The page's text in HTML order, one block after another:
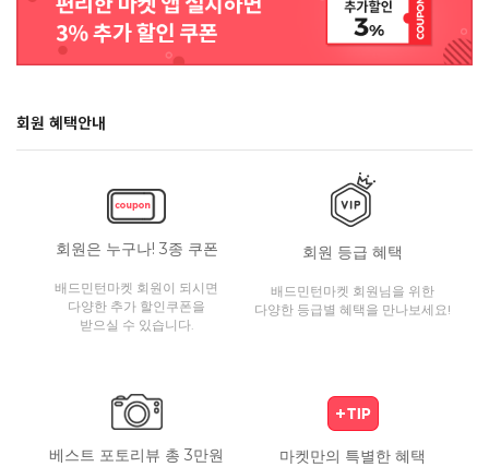
회원 혜택안내
회원은 누구나! 3종 쿠폰
배드민턴마켓 회원이 되시면
다양한 추가 할인쿠폰을
받으실 수 있습니다.
회원 등급 혜택
배드민턴마켓 회원님을 위한
다양한 등급별 혜택을 만나보세요!
베스트 포토리뷰 총 3만원 마켓만의 특별한 혜택